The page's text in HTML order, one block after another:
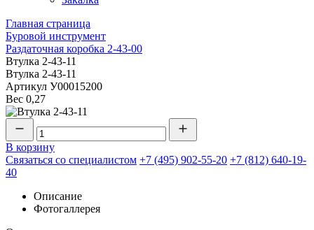
Главная страница
Буровой инструмент
Раздаточная коробка 2-43-00
Втулка 2-43-11
Втулка 2-43-11
Артикул У00015200
Вес 0,27
В корзину
Связаться со специалистом +7 (495) 902-55-20 +7 (812) 640-19-
40
Описание
Фотогаллерея